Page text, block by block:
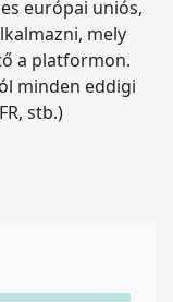
európai uniós,
mely
a platformon.
minden eddigi
stb.)